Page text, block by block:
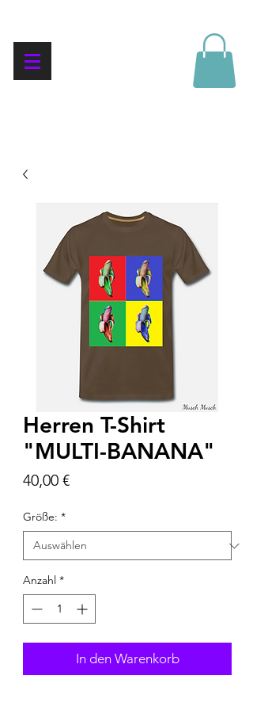
Herren T-Shirt
"MULTI-BANANA"
40,00 €Preis
Größe: *
Anzahl *
In den Warenkorb